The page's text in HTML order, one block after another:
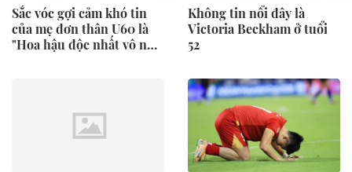
Sắc vóc gợi cảm khó tin
của mẹ đơn thân U60 là
"Hoa hậu độc nhất vô nhị
Không tin nổi đây là
Victoria Beckham ở tuổi
52